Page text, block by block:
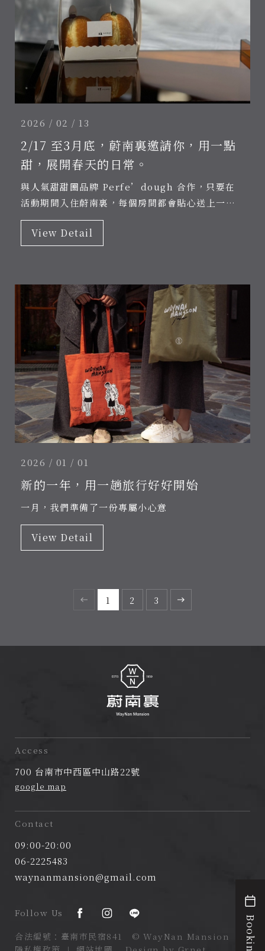
Phone
2225483
Follow
Booking
2026 / 02 / 13
2/17 至3月底，蔚南裏邀請你，用一點
甜，展開春天的日常。
與人氣甜甜圈品牌 Perfe’dough 合作，只要在
活動期間入住蔚南裏，每個房間都會貼心送上一組
手作甜甜圈。
View Detail
2026 / 01 / 01
新的一年，用一趟旅行好好開始
一月，我們準備了一份專屬小心意
View Detail
1 2 3
南
民
Access
700 台南市中西區中山路22號
google map
Contact
09:00-20:00
06-2225483
waynanmansion@gmail.com
Follow Us
合法編號：臺南市民宿841 © WayNan Mansion